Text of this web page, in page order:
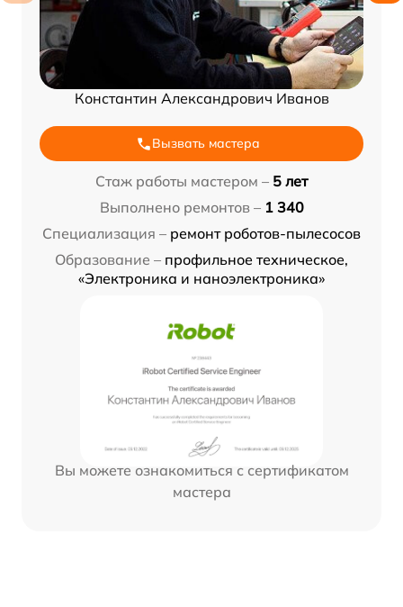
Константин Александрович Иванов
Вызвать мастера
Стаж работы мастером – 5 лет
Выполнено ремонтов – 1 340
Специализация – ремонт роботов-пылесосов
Образование – профильное техническое,
«Электроника и наноэлектроника»
Вы можете ознакомиться с сертификатом
мастера